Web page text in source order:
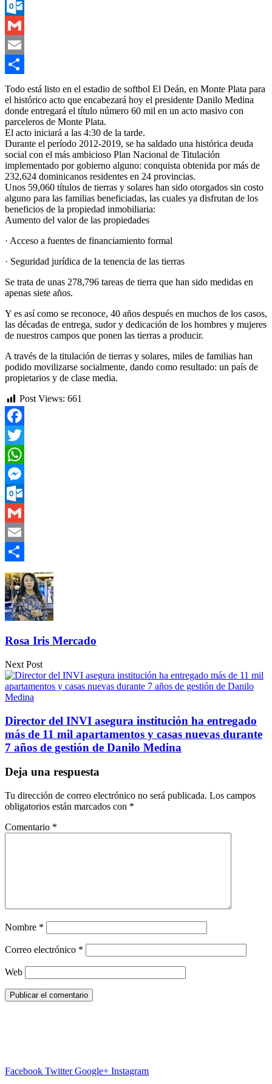
Messenger
Outlook.com
Gmail
Email
Compartir
Todo está listo en el estadio de softbol El Deán, en Monte Plata para
el histórico acto que encabezará hoy el presidente Danilo Medina
donde entregará el título número 60 mil en un acto masivo con
parceleros de Monte Plata.
El acto iniciará a las 4:30 de la tarde.
Durante el período 2012-2019, se ha saldado una histórica deuda
social con el más ambicioso Plan Nacional de Titulación
implementado por gobierno alguno: conquista obtenida por más de
232,624 dominicanos residentes en 24 provincias.
Unos 59,060 títulos de tierras y solares han sido otorgados sin costo
alguno para las familias beneficiadas, las cuales ya disfrutan de los
beneficios de la propiedad inmobiliaria:
Aumento del valor de las propiedades
· Acceso a fuentes de financiamiento formal
· Seguridad jurídica de la tenencia de las tierras
Se trata de unas 278,796 tareas de tierra que han sido medidas en
apenas siete años.
Y es así como se reconoce, 40 años después en muchos de los casos,
las décadas de entrega, sudor y dedicación de los hombres y mujeres
de nuestros campos que ponen las tierras a producir.
A través de la titulación de tierras y solares, miles de familias han
podido movilizarse socialmente, dando como resultado: un país de
propietarios y de clase media.
Post Views: 661
Facebook
Twitter
WhatsApp
Messenger
Outlook.com
Gmail
Email
Compartir
Rosa Iris Mercado
Next Post
Director del INVI asegura institución ha entregado
más de 11 mil apartamentos y casas nuevas durante
7 años de gestión de Danilo Medina
Deja una respuesta
Tu dirección de correo electrónico no será publicada. Los campos
obligatorios están marcados con *
Comentario *
Nombre *
Correo electrónico *
Web
Facebook Twitter Google+ Instagram